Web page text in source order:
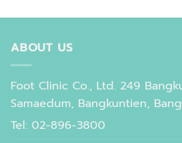
ABOUT US
Foot Clinic Co., Ltd. 249
Samaedum, Bangkuntien,
Tel: 02-896-3800